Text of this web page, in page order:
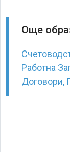
Още
Работна
Договори,